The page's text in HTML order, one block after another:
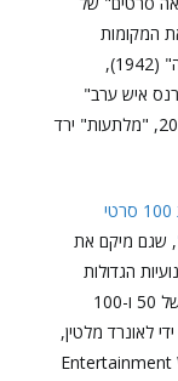
את המקומות
הראשונים קטפו "האזרח קיין" (1941), "קזבלנקה" (1942),
עם הרוח" (1939) ו"לורנס איש ערב"
(1962). כשהרשימה עודכנה פעם נוספת, ב-2008, "מלתעות" ירד
ברשימת 100 סרטי
, שגם מיקם את
הקולנועיות הגדולות
ביותר. הסרט גם הופיע ברשימות רבות נוספות של 50 ו-100
לאונרד מלטין,
Entertainment